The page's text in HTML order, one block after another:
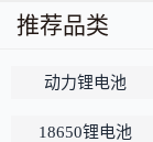
推荐品类
动力锂电池
18650锂电池